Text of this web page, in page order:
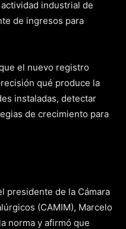
industrial de
de ingresos para
el nuevo registro
qué produce la
instaladas, detectar
de crecimiento para
presidente de la Cámara
(CAMIM), Marcelo
norma y afirmó que